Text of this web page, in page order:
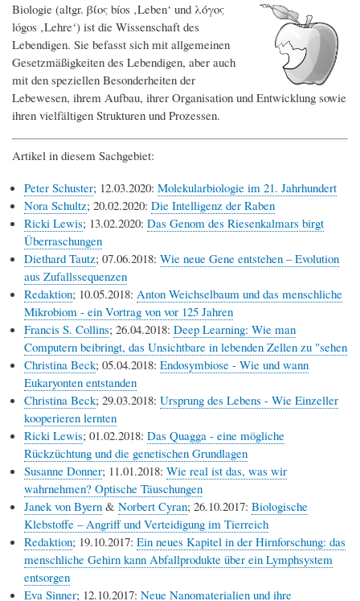
Biologie (altgr. βίος bíos ‚Leben‘ und λόγος
lógos ‚Lehre‘) ist die Wissenschaft des
Lebendigen. Sie befasst sich mit allgemeinen
Gesetzmäßigkeiten des Lebendigen, aber auch
mit den speziellen Besonderheiten der
Lebewesen, ihrem Aufbau, ihrer Organisation und Entwicklung sowie
ihren vielfältigen Strukturen und Prozessen.
Artikel in diesem Sachgebiet:
Peter Schuster; 12.03.2020: Molekularbiologie im 21. Jahrhundert
Nora Schultz; 20.02.2020: Die Intelligenz der Raben
Ricki Lewis; 13.02.2020: Das Genom des Riesenkalmars birgt
Überraschungen
Diethard Tautz; 07.06.2018: Wie neue Gene entstehen – Evolution
aus Zufallssequenzen
Redaktion; 10.05.2018: Anton Weichselbaum und das menschliche
Mikrobiom - ein Vortrag von vor 125 Jahren
Francis S. Collins; 26.04.2018: Deep Learning: Wie man
Computern beibringt, das Unsichtbare in lebenden Zellen zu "sehen
Christina Beck; 05.04.2018: Endosymbiose - Wie und wann
Eukaryonten entstanden
Christina Beck; 29.03.2018: Ursprung des Lebens - Wie Einzeller
kooperieren lernten
Ricki Lewis; 01.02.2018: Das Quagga - eine mögliche
Rückzüchtung und die genetischen Grundlagen
Susanne Donner; 11.01.2018: Wie real ist das, was wir
wahrnehmen? Optische Täuschungen
Janek von Byern & Norbert Cyran; 26.10.2017: Biologische
Klebstoffe – Angriff und Verteidigung im Tierreich
Redaktion; 19.10.2017: Ein neues Kapitel in der Hirnforschung: das
menschliche Gehirn kann Abfallprodukte über ein Lymphsystem
entsorgen
Eva Sinner; 12.10.2017: Neue Nanomaterialien und ihre